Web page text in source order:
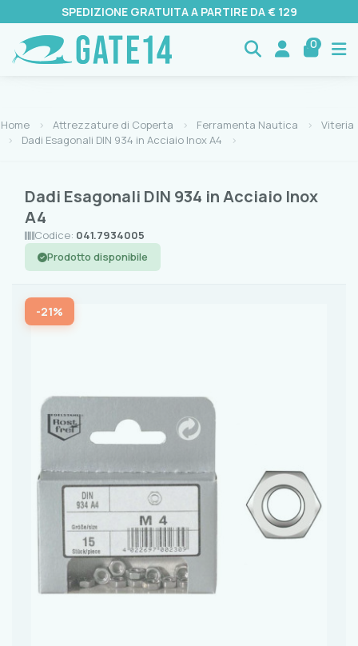
SPEDIZIONE GRATUITA A PARTIRE DA € 129
0
Home Attrezzature di Coperta Ferramenta Nautica
Viteria
Dadi Esagonali DIN 934 in Acciaio Inox A4
Dadi Esagonali DIN 934 in Acciaio Inox
A4
Codice: 041.7934005
Prodotto disponibile
-21%